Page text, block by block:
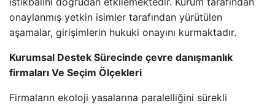
onaylanmış yetkin isimler tarafından yürütülen
aşamalar, girişimlerin hukuki onayını kurmaktadır.
Kurumsal Destek Sürecinde çevre danışmanlık
firmaları Ve Seçim Ölçekleri
Firmaların ekoloji yasalarına paralelliğini sürekli